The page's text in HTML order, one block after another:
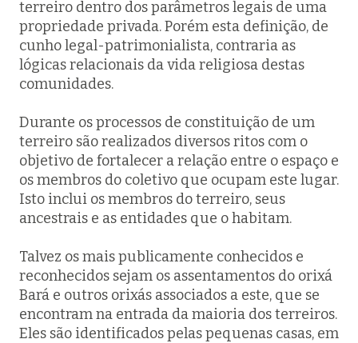
terreiro dentro dos parâmetros legais de uma
propriedade privada. Porém esta definição, de
cunho legal-patrimonialista, contraria as
lógicas relacionais da vida religiosa destas
comunidades.
Durante os processos de constituição de um
terreiro são realizados diversos ritos com o
objetivo de fortalecer a relação entre o espaço e
os membros do coletivo que ocupam este lugar.
Isto inclui os membros do terreiro, seus
ancestrais e as entidades que o habitam.
Talvez os mais publicamente conhecidos e
reconhecidos sejam os assentamentos do orixá
Bará e outros orixás associados a este, que se
encontram na entrada da maioria dos terreiros.
Eles são identificados pelas pequenas casas, em